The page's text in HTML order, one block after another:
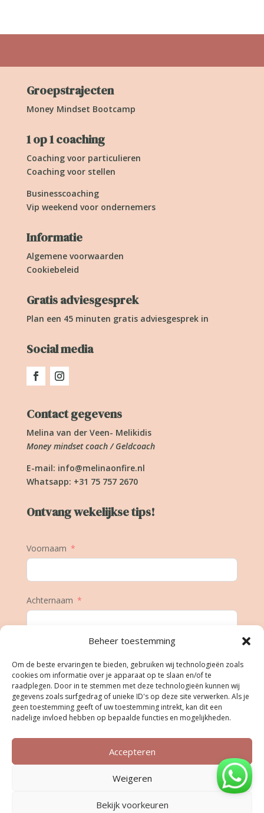
Beheer toestemming
Om de beste ervaringen te bieden, gebruiken wij technologieën zoals
cookies om informatie over je apparaat op te slaan en/of te
raadplegen. Door in te stemmen met deze technologieën kunnen wij
gegevens zoals surfgedrag of unieke ID's op deze site verwerken. Als je
geen toestemming geeft of uw toestemming intrekt, kan dit een
nadelige invloed hebben op bepaalde functies en mogelijkheden.
Accepteren
Weigeren
Bekijk voorkeuren
Groepstrajecten
Money Mindset Bootcamp
1 op 1 coaching
Coaching voor particulieren
Coaching voor stellen
Businesscoaching
Vip weekend voor ondernemers
Informatie
Algemene voorwaarden
Cookiebeleid
Gratis adviesgesprek
Plan een 45 minuten gratis adviesgesprek in
Social media
Contact gegevens
Melina van der Veen- Melikidis
Money mindset coach / Geldcoach
E-mail: info@melinaonfire.nl
Whatsapp: +31 75 757 2670
Ontvang wekelijkse tips!
Voornaam
Achternaam
Geboortedatum
Inschrijven